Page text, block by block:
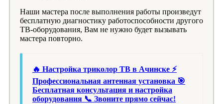
Наши мастера после выполнения работы произведут
бесплатную диагностику работоспособности другого
ТВ-оборудования, Вам не нужно будет вызывать
мастера повторно.
🔥 Настройка триколор ТВ в Ачинске ⚡
Профессиональная антенная установка 🎯
Бесплатная консультация и настройка
оборудования 📞 Звоните прямо сейчас!